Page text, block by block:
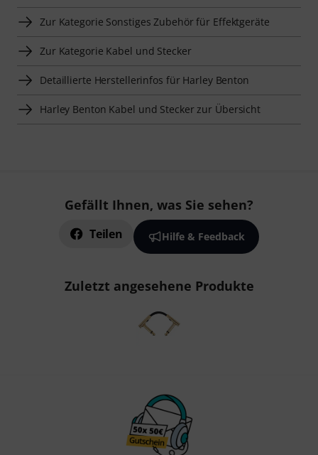
Zur Kategorie Sonstiges Zubehör für Effektgeräte
Zur Kategorie Kabel und Stecker
Detaillierte Herstellerinfos für Harley Benton
Harley Benton Kabel und Stecker zur Übersicht
Gefällt Ihnen, was Sie sehen?
Teilen Hilfe & Feedback
Zuletzt angesehene Produkte